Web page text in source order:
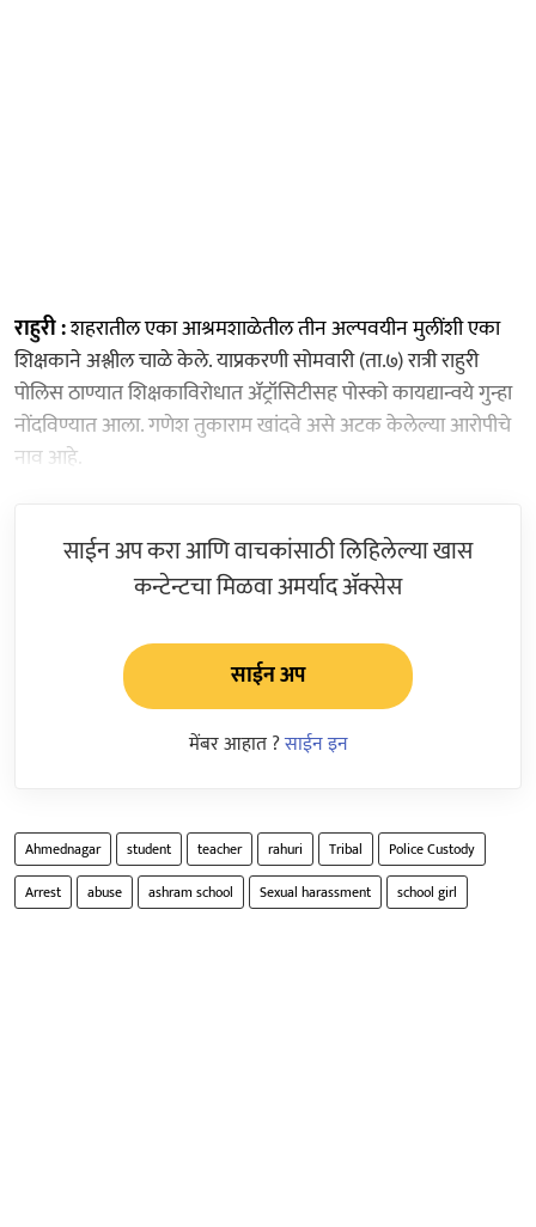
राहुरी :शहरातील एका आश्रमशाळेतील तीन अल्पवयीन मुलींशी एका
शिक्षकाने अश्लील चाळे केले. याप्रकरणी सोमवारी (ता.७) रात्री राहुरी
पोलिस ठाण्यात शिक्षकाविरोधात ॲट्रॉसिटीसह पोस्को कायद्यान्वये गुन्हा
नोंदविण्यात आला. गणेश तुकाराम खांदवे असे अटक केलेल्या आरोपीचे
नाव आहे.
साईन अप करा आणि वाचकांसाठी लिहिलेल्या खास
कन्टेन्टचा मिळवा अमर्याद ॲक्सेस
साईन अप
मेंबर आहात ?साईन इन
Ahmednagar student teacher rahuri Tribal
Police Custody
Arrest
abuse ashram school Sexual harassment school girl